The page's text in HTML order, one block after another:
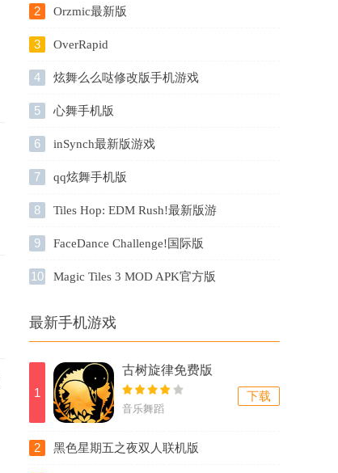
2 Orzmic最新版
3 OverRapid
4 炫舞么么哒修改版手机游戏
5 心舞手机版
6 inSynch最新版游戏
7 qq炫舞手机版
8
Tiles Hop: EDM Rush!最新版游
9 FaceDance Challenge!国际版
10 Magic Tiles 3 MOD APK官方版
最新手机游戏
1
古树旋律免费版
音乐舞蹈
下载
2 黑色星期五之夜双人联机版